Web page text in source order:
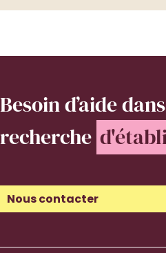
Besoin d’aide
recherche
Nous contacter